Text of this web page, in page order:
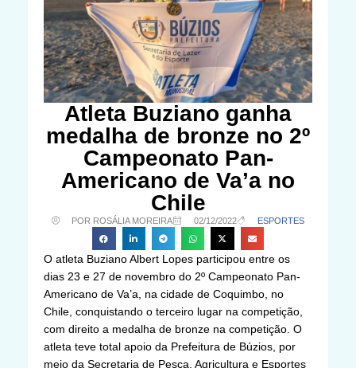
Atleta Buziano ganha
medalha de bronze no 2º
Campeonato Pan-
Americano de Va’a no
Chile
POR ROSÁLIA MOREIRA 02/12/2022 ESPORTES
O atleta Buziano Albert Lopes participou entre os
dias 23 e 27 de novembro do 2º Campeonato Pan-
Americano de Va’a, na cidade de Coquimbo, no
Chile, conquistando o terceiro lugar na competição,
com direito a medalha de bronze na competição. O
atleta teve total apoio da Prefeitura de Búzios, por
meio da Secretaria de Pesca, Agricultura e Esportes